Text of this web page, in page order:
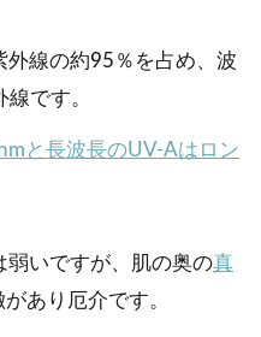
線の約95％を占め、波
です。
と長波長のUV-Aはロン
弱いですが、肌の奥の真
あり厄介です。